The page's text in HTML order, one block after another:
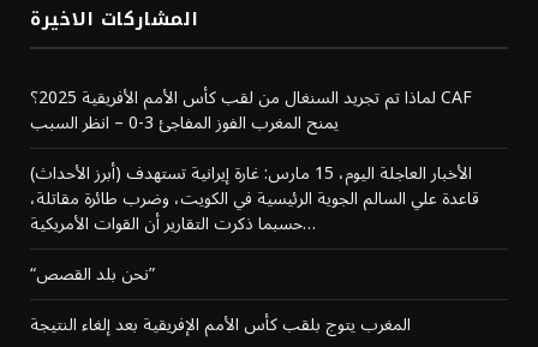
المشاركات الاخيرة
لماذا تم تجريد السنغال من لقب كأس الأمم الأفريقية 2025؟ CAF
يمنح المغرب الفوز المفاجئ 3-0 – انظر السبب
(أبرز الأحداث) الأخبار العاجلة اليوم، 15 مارس: غارة إيرانية تستهدف
قاعدة علي السالم الجوية الرئيسية في الكويت، وضرب طائرة مقاتلة،
حسبما ذكرت التقارير أن القوات الأمريكية…
“نحن بلد القصص”
المغرب يتوج بلقب كأس الأمم الإفريقية بعد إلغاء النتيجة